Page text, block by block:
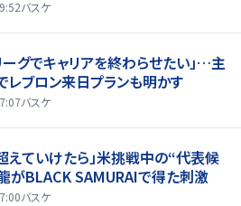
バスケ
ーグでキャリアを終わらせたい」…主
レブロン来日プランも明かす
バスケ
えていけたら」米挑戦中の“代表候
がBLACK SAMURAIで得た刺激
バスケ